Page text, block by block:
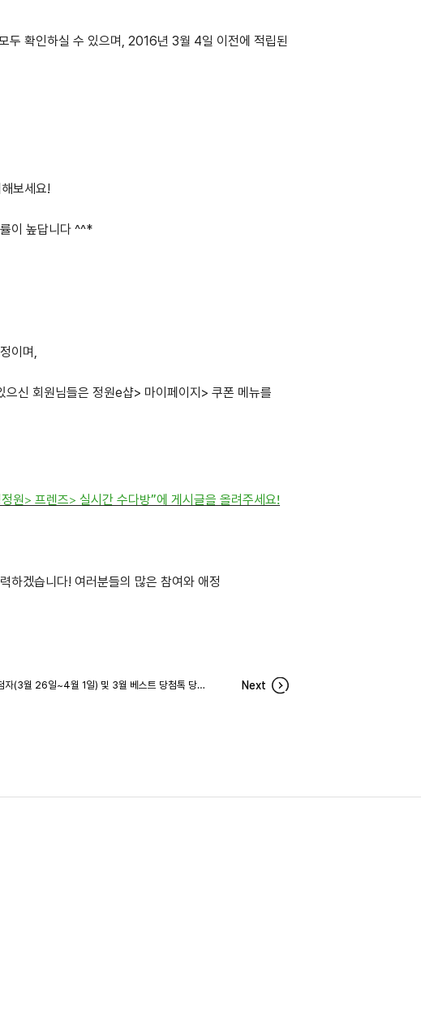
두 확인하실 수 있으며, 2016년 3월 4일 이전에 적립된
보세요!
이 높답니다 ^^*
이며,
신 회원님들은 정원e샵> 마이페이지> 쿠폰 메뉴를
원> 프렌즈> 실시간 수다방”에 게시글을 올려주세요!
하겠습니다! 여러분들의 많은 참여와 애정
냉장고를 채워줘 63차 당첨자(3월 26일~4월 1일) 및 3월 베스트 당첨톡 당첨자 Next